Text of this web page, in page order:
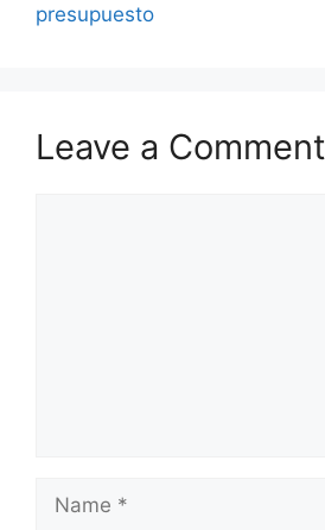
presupuesto
Leave a Comment